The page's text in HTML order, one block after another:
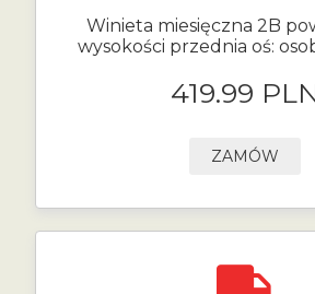
Winieta miesięczna 2B
wysokości przednia oś:
419.99
ZAMÓW